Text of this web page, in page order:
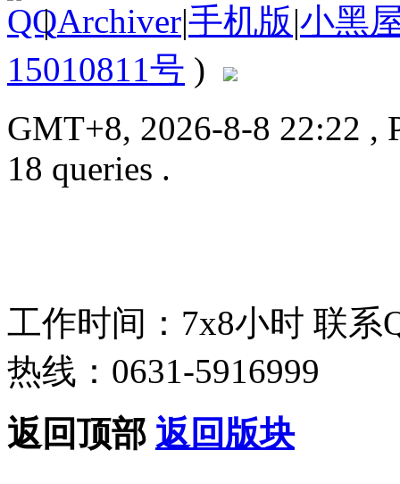
| Archiver|手机版|小黑
15010811号 )
GMT+8, 2026-8-8 22:22 ,
18 queries .
工作时间：7x8小时 联系
热线：0631-5916999
返回顶部 返回版块